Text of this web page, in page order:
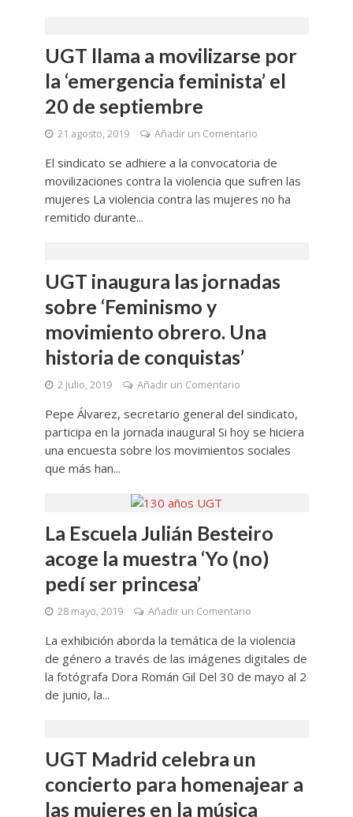
UGT llama a movilizarse por
la ‘emergencia feminista’ el
20 de septiembre
21 agosto, 2019 Añadir un Comentario
El sindicato se adhiere a la convocatoria de
movilizaciones contra la violencia que sufren las
mujeres La violencia contra las mujeres no ha
remitido durante...
UGT inaugura las jornadas
sobre ‘Feminismo y
movimiento obrero. Una
historia de conquistas’
2 julio, 2019 Añadir un Comentario
Pepe Álvarez, secretario general del sindicato,
participa en la jornada inaugural Si hoy se hiciera
una encuesta sobre los movimientos sociales
que más han...
La Escuela Julián Besteiro
acoge la muestra ‘Yo (no)
pedí ser princesa’
28 mayo, 2019 Añadir un Comentario
La exhibición aborda la temática de la violencia
de género a través de las imágenes digitales de
la fotógrafa Dora Román Gil Del 30 de mayo al 2
de junio, la...
UGT Madrid celebra un
concierto para homenajear a
las mujeres en la música